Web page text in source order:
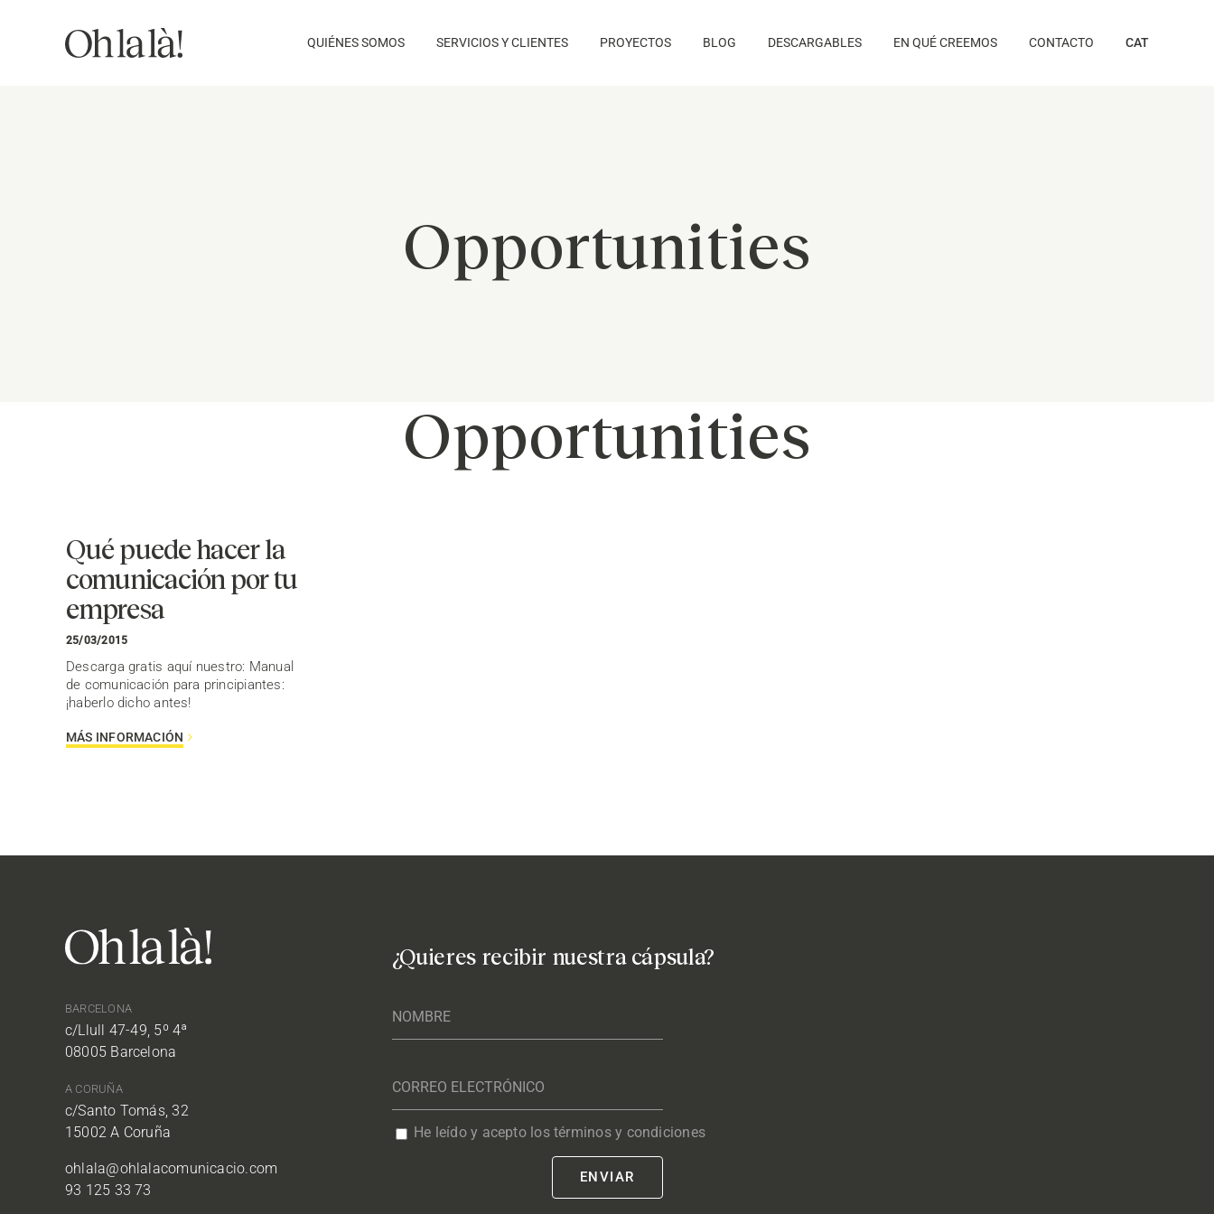
QUIÉNES SOMOS SERVICIOS Y CLIENTES PROYECTOS BLOG DESCARGABLES EN QUÉ CREEMOS CONTACTO CAT
Opportunities
Opportunities
Qué puede hacer la
comunicación por tu
empresa
25/03/2015
Descarga gratis aquí nuestro: Manual
de comunicación para principiantes:
¡haberlo dicho antes!
MÁS INFORMACIÓN
BARCELONA
c/Llull 47-49, 5º 4ª
08005 Barcelona
A CORUÑA
c/Santo Tomás, 32
15002 A Coruña
ohlala@ohlalacomunicacio.com
93 125 33 73
¿Quieres recibir nuestra cápsula?
He leído y acepto los términos y condiciones